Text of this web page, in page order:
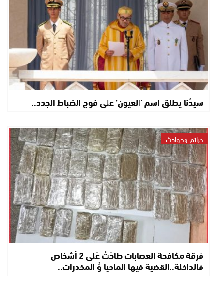
سِيدْنَا يطلق اسم ‘العيون’ على فوج الضباط الجدد..
جرائم وحوادث
فرقة مكافحة العصابات طَاحْتْ عْلَى 2 أشخاص
فالداخلة..القضية فيها الماحيا وُ المخدرات..